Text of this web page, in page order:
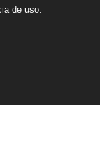
de uso.